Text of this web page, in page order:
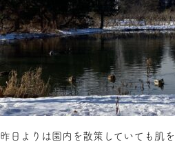
昨日よりは園内を散策していても肌